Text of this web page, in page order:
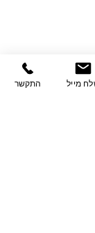
התקשר מייל